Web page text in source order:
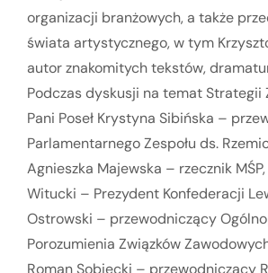
organizacji branżowych, a także
świata artystycznego, w tym
autor znakomitych tekstów,
Podczas dyskusji na temat Strategii
Pani Poseł Krystyna Sibińska –
Parlamentarnego Zespołu ds.
Agnieszka Majewska – rzecznik
Witucki – Prezydent Konfederacji
Ostrowski – przewodniczący
Porozumienia Związków
Roman Sobiecki – przewodniczący